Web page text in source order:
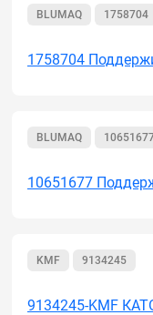
BLUMAQ 1758704
1758704
BLUMAQ
10651677
KMF 9134245
9134245-KMF